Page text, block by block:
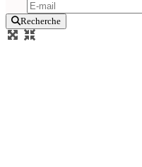
Recherche